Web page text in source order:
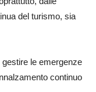
del turismo, sia
le emergenze
continuo